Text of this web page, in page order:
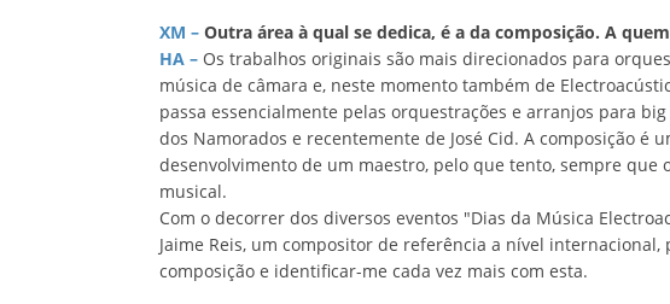
XM – Outra área à qual se dedica, é a da composição. A
HA – Os trabalhos originais são mais direcionados para
música de câmara e, neste momento também de
passa essencialmente pelas orquestrações e arranjos para
dos Namorados e recentemente de José Cid. A composição é
desenvolvimento de um maestro, pelo que tento, sempre que
musical.
Com o decorrer dos diversos eventos "Dias da Música
Jaime Reis, um compositor de referência a nível
composição e identificar-me cada vez mais com esta.